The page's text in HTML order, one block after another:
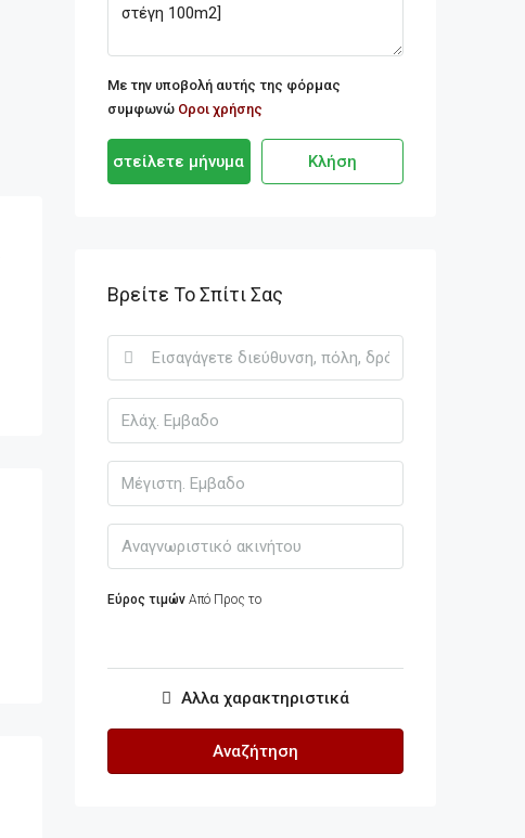
Με την υποβολή αυτής της φόρμας
συμφωνώ Οροι χρήσης
στείλετε μήνυμα Κλήση
Βρείτε Το Σπίτι Σας
Εύρος τιμών Από Προς το
Αλλα χαρακτηριστικά
Αναζήτηση